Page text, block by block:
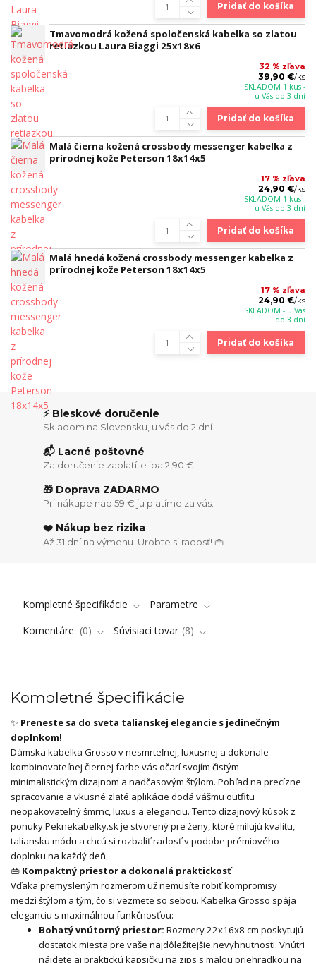
Pridať do košíka
Tmavomodrá kožená spoločenská kabelka so zlatou
retiazkou Laura Biaggi 25x18x6
32 % zľava
39,90 €/ks
SKLADOM 1 kus -
u Vás do 3 dní
Pridať do košíka
Malá čierna kožená crossbody messenger kabelka z
prírodnej kože Peterson 18x14x5
17 % zľava
24,90 €/ks
SKLADOM 1 kus -
u Vás do 3 dní
Pridať do košíka
Malá hnedá kožená crossbody messenger kabelka z
prírodnej kože Peterson 18x14x5
17 % zľava
24,90 €/ks
SKLADOM - u Vás
do 3 dní
Pridať do košíka
⚡ Bleskové doručenie
Skladom na Slovensku, u vás do 2 dní.
📬 Lacné poštovné
Za doručenie zaplatíte iba 2,90 €.
🎁 Doprava ZADARMO
Pri nákupe nad 59 € ju platíme za vás.
❤️ Nákup bez rizika
Až 31 dní na výmenu. Urobte si radosť! 👜
Kompletné špecifikácie
Parametre
Komentáre
0 Súvisiaci tovar 8
Kompletné špecifikácie
✨ Preneste sa do sveta talianskej elegancie s jedinečným
doplnkom!
Dámska kabelka Grosso v nesmrteľnej, luxusnej a dokonale
kombinovateľnej čiernej farbe vás očarí svojím čistým
minimalistickým dizajnom a nadčasovým štýlom. Pohľad na precízne
spracovanie a vkusné zlaté aplikácie dodá vášmu outfitu
neopakovateľný šmrnc, luxus a eleganciu. Tento dizajnový kúsok z
ponuky Peknekabelky.sk je stvorený pre ženy, ktoré milujú kvalitu,
taliansku módu a chcú si rozbaliť radosť v podobe prémiového
doplnku na každý deň.
👜 Kompaktný priestor a dokonalá praktickosť
Vďaka premysleným rozmerom už nemusíte robiť kompromisy
medzi štýlom a tým, čo si vezmete so sebou. Kabelka Grosso spája
eleganciu s maximálnou funkčnosťou:
Bohatý vnútorný priestor: Rozmery 22x16x8 cm poskytujú
dostatok miesta pre vaše najdôležitejšie nevyhnutnosti. Vnútri
nájdete aj praktickú kapsičku na zips s malou priehradkou na